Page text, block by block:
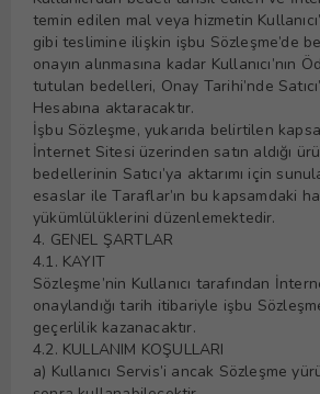
temin edilen mal veya hizmetin
gibi teslimine ilişkin işbu Sözleşme’de
onayın alınmasına kadar Kullanıcı’nın
tutulan bedelleri, Onay Tarihi’nde
Hesabına aktaracaktır.
İşbu Sözleşme, yukarıda belirtilen
İnternet Sitesi üzerinden satın aldığı
bedellerinin Satıcı’ya aktarımı için
esaslar ile Taraflar’ın bu kapsamdaki
yükümlülüklerini düzenlemektedir.
4. GENEL ŞARTLAR
4.1. KAYIT
Sözleşme’nin Kullanıcı tarafından
onaylandığı tarih itibariyle işbu
geçerlilik kazanacaktır.
4.2. KULLANIM KOŞULLARI
a) Kullanıcı Servis’i ancak Sözleşme